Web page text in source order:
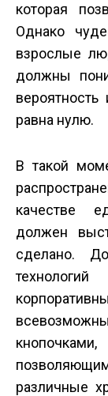
которая
Однако
взрослые
должны
равна нулю.
В такой
качестве
должен
сделано.
различные